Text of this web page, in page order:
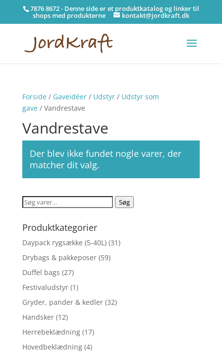
7876 8672 - Denne side er et produktkatalog og linker til
shops med produkterne kontakt@jordkraft.dk
Forside/ Gaveidéer/ Udstyr/ Udstyr som
gave/ Vandrestave
Vandrestave
Der blev ikke fundet nogle varer, der
matcher dit valg.
Søg
Søg
Produktkategorier
Daypack rygsække (5-40L) (31)
Drybags & pakkeposer (59)
Duffel bags (27)
Festivaludstyr (1)
Gryder, pander & kedler (32)
Handsker (12)
Herrebeklædning (17)
Hovedbeklædning (4)